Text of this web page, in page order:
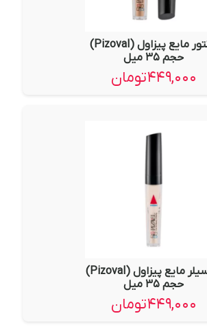
کانتور مایع پیزاول (Pizoval)
حجم ۳۵ میل
۴۴۹,۰۰۰تومان
کانسیلر مایع پیزاول (Pizoval)
حجم ۳۵ میل
۴۴۹,۰۰۰تومان